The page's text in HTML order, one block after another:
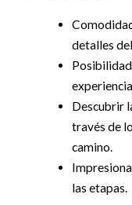
detalles
Descubrir
través de
camino.
las etapas.